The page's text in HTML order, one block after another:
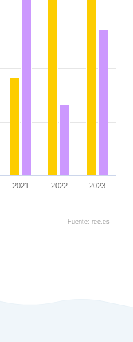
2021 2022 2023
Fuente: ree.es